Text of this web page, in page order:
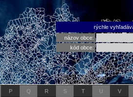
rýchle
názov obce:
kód obce:
P Q R S T U V